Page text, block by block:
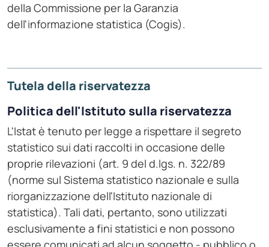
della Commissione per la Garanzia
dell'informazione statistica (Cogis).
Tutela della riservatezza
Politica dell'Istituto sulla riservatezza
L'Istat è tenuto per legge a rispettare il segreto
statistico sui dati raccolti in occasione delle
proprie rilevazioni (art. 9 del d.lgs. n. 322/89
(norme sul Sistema statistico nazionale e sulla
riorganizzazione dell'Istituto nazionale di
statistica). Tali dati, pertanto, sono utilizzati
esclusivamente a fini statistici e non possono